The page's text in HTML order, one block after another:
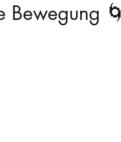
Bewegung 🌀